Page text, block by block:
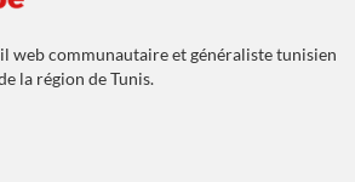
web communautaire et généraliste tunisien
la région de Tunis.